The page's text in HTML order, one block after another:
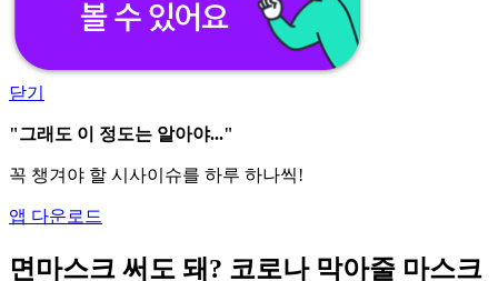
닫기
"그래도 이 정도는 알아야..."
꼭 챙겨야 할 시사이슈를 하루 하나씩!
앱 다운로드
면마스크 써도 돼? 코로나 막아줄 마스크